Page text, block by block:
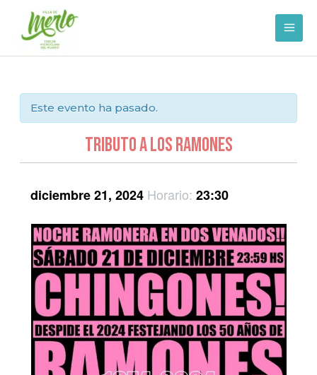
contenido
Este evento ha pasado.
Tributo a Los Ramones
diciembre 21, 2024 Horario:23:30